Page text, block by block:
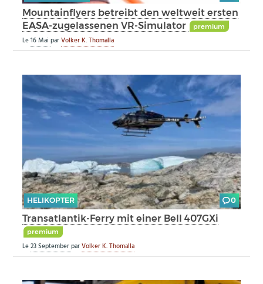
Mountainflyers betreibt den weltweit ersten
EASA-zugelassenen VR-Simulator
premium
Le16 MaiparVolker K. Thomalla
HELIKOPTER 0
Transatlantik-Ferry mit einer Bell 407GXi
premium
Le23 SeptemberparVolker K. Thomalla